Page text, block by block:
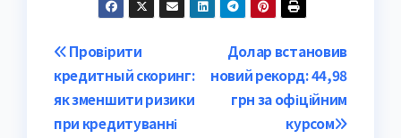
Post
navigation
Долар встановив
новий рекорд: 44,98
грн за офіційним
курсом
Провірити
кредитный скоринг:
як зменшити ризики
при кредитуванні